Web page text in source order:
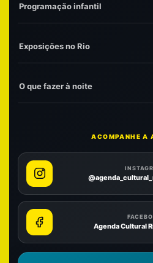
Programação infantil
Exposições no Rio
O que fazer à noite
ACOMPANHE A
Agenda Cultural